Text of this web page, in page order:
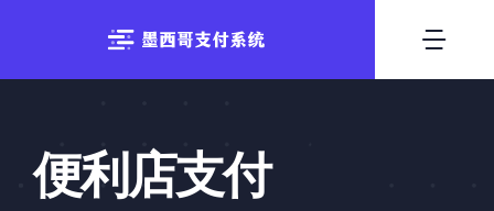
内
切
支付方式
便利店支付